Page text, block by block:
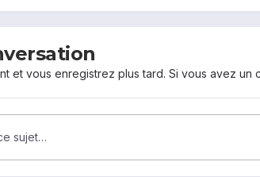
et vous enregistrez plus tard. Si vous avez un
sujet…